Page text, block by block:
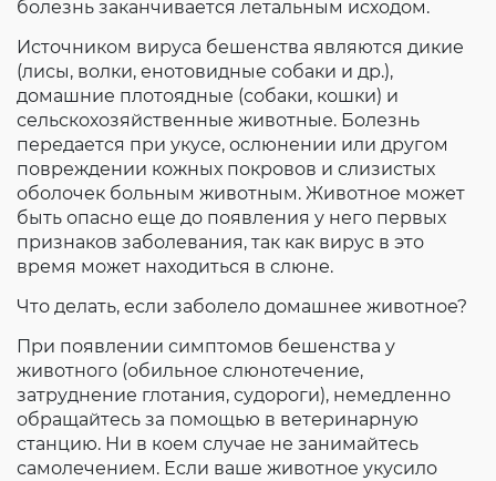
болезнь заканчивается летальным исходом.
Источником вируса бешенства являются дикие
(лисы, волки, енотовидные собаки и др.),
домашние плотоядные (собаки, кошки) и
сельскохозяйственные животные. Болезнь
передается при укусе, ослюнении или другом
повреждении кожных покровов и слизистых
оболочек больным животным. Животное может
быть опасно еще до появления у него первых
признаков заболевания, так как вирус в это
время может находиться в слюне.
Что делать, если заболело домашнее животное?
При появлении симптомов бешенства у
животного (обильное слюнотечение,
затруднение глотания, судороги), немедленно
обращайтесь за помощью в ветеринарную
станцию. Ни в коем случае не занимайтесь
самолечением. Если ваше животное укусило